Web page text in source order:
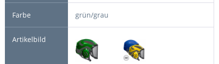
grün/grau